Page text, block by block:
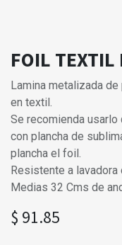
FOIL TEXTIL
Lamina metalizada
en textil.
Se recomienda usarlo
con plancha de
plancha el foil.
Resistente a
Medias 32 Cms de
$ 91.85